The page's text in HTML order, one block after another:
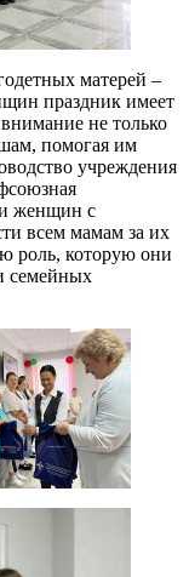
матерей –
праздник имеет
не только
помогая им
учреждения
женщин с
всем мамам за их
роль, которую они
семейных